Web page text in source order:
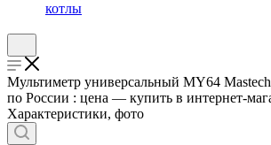
котлы
Мультиметр универсальный MY64
по России : цена — купить в интернет-
Характеристики, фото